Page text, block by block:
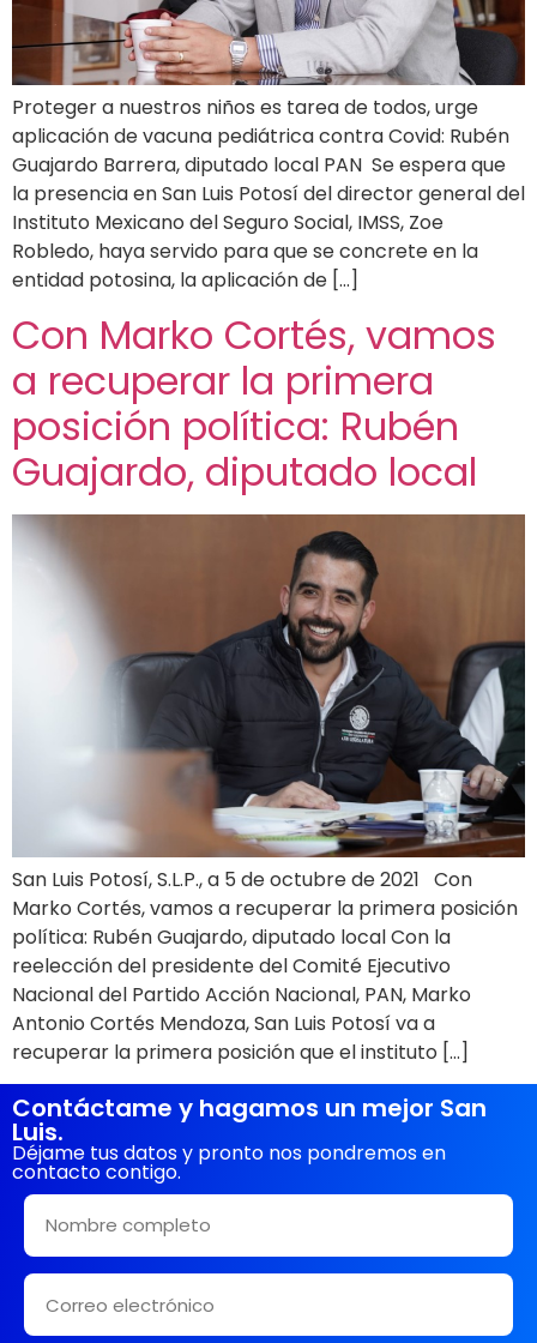
Proteger a nuestros niños es tarea de todos, urge
aplicación de vacuna pediátrica contra Covid: Rubén
Guajardo Barrera, diputado local PAN Se espera que
la presencia en San Luis Potosí del director general del
Instituto Mexicano del Seguro Social, IMSS, Zoe
Robledo, haya servido para que se concrete en la
entidad potosina, la aplicación de […]
Con Marko Cortés, vamos
a recuperar la primera
posición política: Rubén
Guajardo, diputado local
San Luis Potosí, S.L.P., a 5 de octubre de 2021 Con
Marko Cortés, vamos a recuperar la primera posición
política: Rubén Guajardo, diputado local Con la
reelección del presidente del Comité Ejecutivo
Nacional del Partido Acción Nacional, PAN, Marko
Antonio Cortés Mendoza, San Luis Potosí va a
recuperar la primera posición que el instituto […]
Contáctame y hagamos un mejor San
Luis.
Déjame tus datos y pronto nos pondremos en
contacto contigo.